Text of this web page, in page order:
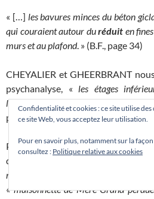
« […] les bavures minces du béton
qui couraient autour duréduit en
murs et au plafond. » (B.F., page 34)
CHEYALIER et GHEERBRANT
psychanalyse, « les étages
l’inconscient et des instincts« . (32).
permet de considérer le ‘bloc’ comme
Pour Grange, la maison forte ne
défense militaire, mais il la voit
milieu de ces fourrés perdus
»
«maisonnette de Mère Grand
Confidentialité et cookies : ce site utilise
ce site Web, vous acceptez leur utilisation.
Pour en savoir plus, notamment sur la
consultez : Politique relative aux cookies